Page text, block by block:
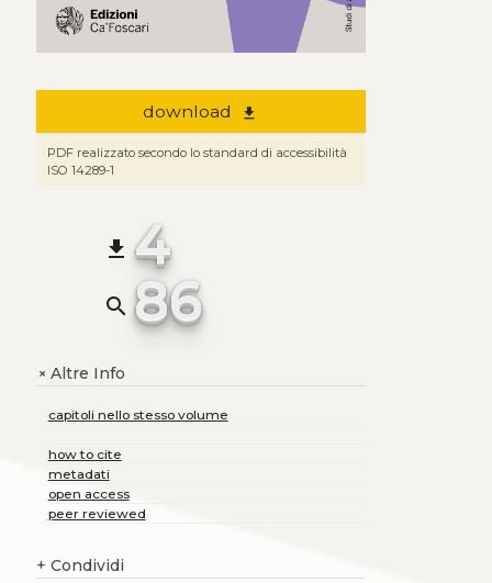
download file_download
PDF realizzato secondo lo standard di accessibilità
ISO 14289-1
file_download 4
search 86
+Altre Info
capitoli nello stesso volume
how to cite
metadati
open access
peer reviewed
+ Condividi